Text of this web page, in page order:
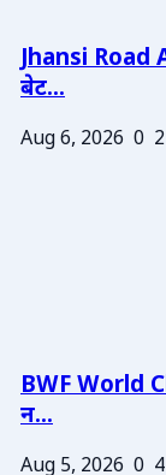
Jhansi Road
बेट...
Aug 6, 2026 0 2
BWF World
न...
Aug 5, 2026 0 4